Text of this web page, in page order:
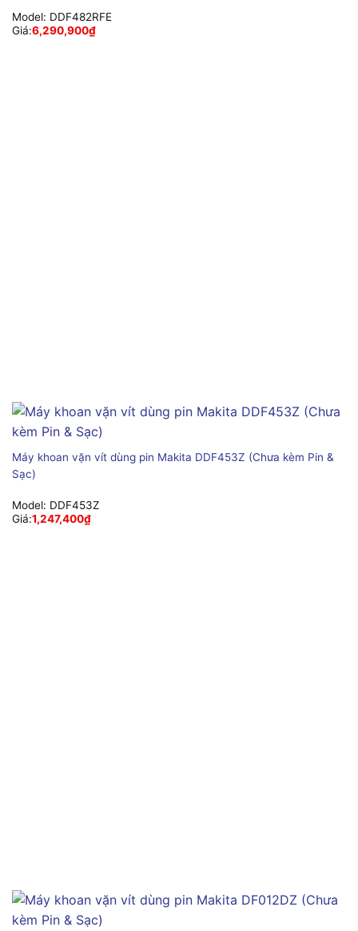
Model: DDF482RFE
Giá:6,290,900₫
Máy khoan vặn vít dùng pin Makita DDF453Z (Chưa kèm Pin &
Sạc)
Model: DDF453Z
Giá:1,247,400₫